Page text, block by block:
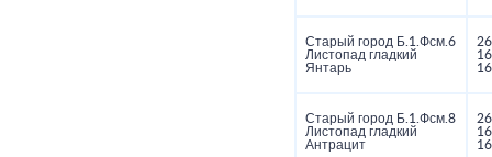
Старый город Б.1.Фсм.6
Листопад гладкий
Янтарь
Старый город Б.1.Фсм.8
Листопад гладкий
Антрацит